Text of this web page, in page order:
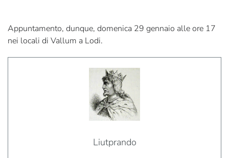
Appuntamento, dunque, domenica 29 gennaio alle ore 17
nei locali di Vallum a Lodi.
Liutprando